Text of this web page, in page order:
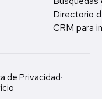
Directorio
CRM para
de Privacidad·